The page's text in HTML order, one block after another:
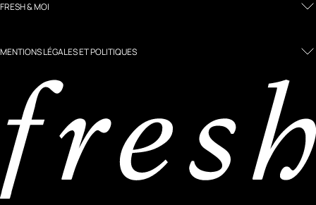
FRESH & MOI
MENTIONS LÉGALES ET POLITIQUES